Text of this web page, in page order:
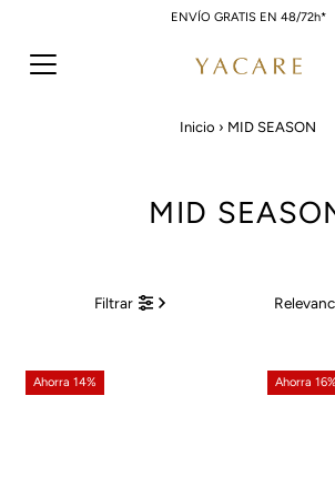
Ir directamente al contenido
ENVÍO GRATIS EN 48/72h*
Inicio › MID SEASON
MID
Filtrar
Más
Ahorra 14% Ahorra 16%